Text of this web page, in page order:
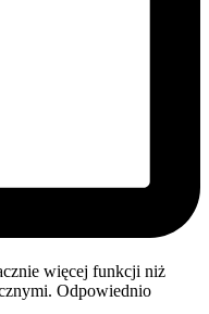
więcej funkcji niż
Odpowiednio